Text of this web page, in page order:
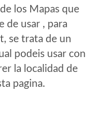
los Mapas que
de usar , para
se trata de un
podeis usar con
la localidad de
pagina.